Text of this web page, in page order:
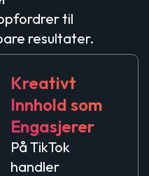
til
resultater.
Kreativt
Innhold som
Engasjerer
På TikTok
handler